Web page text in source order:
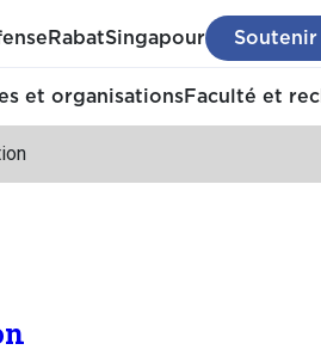
RabatSingapour Soutenir
et organisationsFaculté et